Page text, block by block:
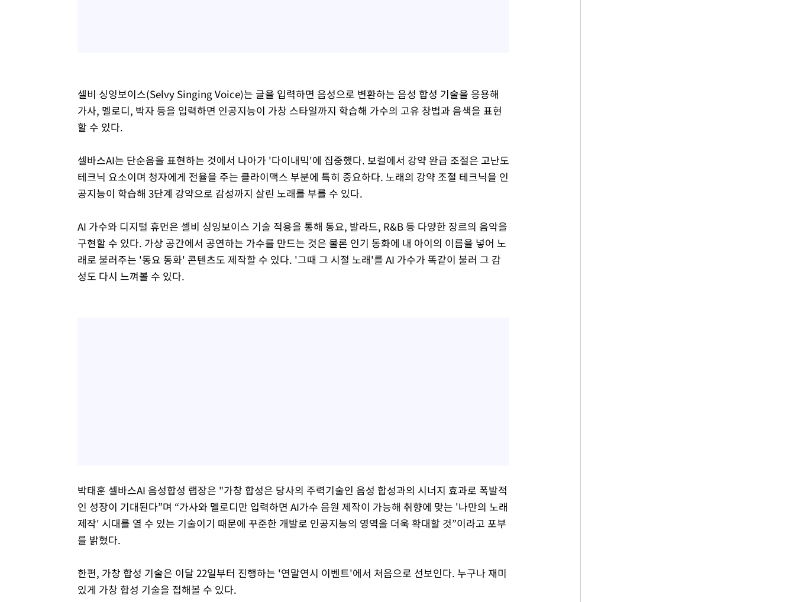
셀비 싱잉보이스(Selvy Singing Voice)는 글을 입력하면 음성으로 변환하는 음성 합성 기술을 응용해
가사, 멜로디, 박자 등을 입력하면 인공지능이 가창 스타일까지 학습해 가수의 고유 창법과 음색을 표현
할 수 있다.
셀바스AI는 단순음을 표현하는 것에서 나아가 '다이내믹'에 집중했다. 보컬에서 강약 완급 조절은 고난도
테크닉 요소이며 청자에게 전율을 주는 클라이맥스 부분에 특히 중요하다. 노래의 강약 조절 테크닉을 인
공지능이 학습해 3단계 강약으로 감성까지 살린 노래를 부를 수 있다.
AI 가수와 디지털 휴먼은 셀비 싱잉보이스 기술 적용을 통해 동요, 발라드, R&B 등 다양한 장르의 음악을
구현할 수 있다. 가상 공간에서 공연하는 가수를 만드는 것은 물론 인기 동화에 내 아이의 이름을 넣어 노
래로 불러주는 '동요 동화' 콘텐츠도 제작할 수 있다. '그때 그 시절 노래'를 AI 가수가 똑같이 불러 그 감
성도 다시 느껴볼 수 있다.
박태훈 셀바스AI 음성합성 랩장은 "가창 합성은 당사의 주력기술인 음성 합성과의 시너지 효과로 폭발적
인 성장이 기대된다”며 “가사와 멜로디만 입력하면 AI가수 음원 제작이 가능해 취향에 맞는 '나만의 노래
제작' 시대를 열 수 있는 기술이기 때문에 꾸준한 개발로 인공지능의 영역을 더욱 확대할 것”이라고 포부
를 밝혔다.
한편, 가창 합성 기술은 이달 22일부터 진행하는 '연말연시 이벤트'에서 처음으로 선보인다. 누구나 재미
있게 가창 합성 기술을 접해볼 수 있다.